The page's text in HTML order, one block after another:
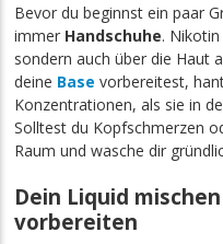
Bevor du beginnst ein paar
immer Handschuhe.
sondern auch über die Haut
deine Base vorbereitest,
Konzentrationen, als sie in
Solltest du Kopfschmerzen
Raum und wasche dir
Dein Liquid
vorbereiten